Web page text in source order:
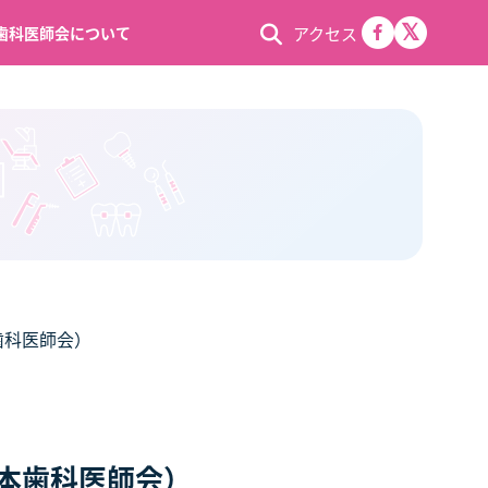
科医師会について アクセス
医師会）
科医師会）